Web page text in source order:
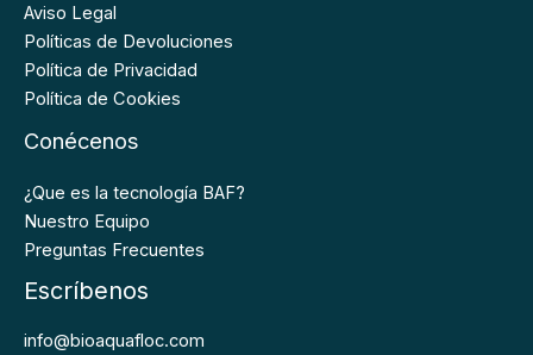
Aviso Legal
Políticas de Devoluciones
Política de Privacidad
Política de Cookies
Conécenos
¿Que es la tecnología BAF?
Nuestro Equipo
Preguntas Frecuentes
Escríbenos
info@bioaquafloc.com